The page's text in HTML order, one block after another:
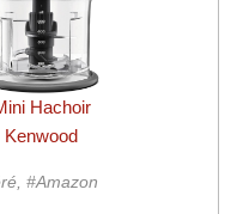
Hachoir
Kenwood
#Amazon